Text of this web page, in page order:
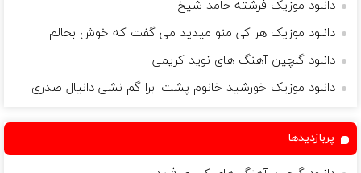
دانلود موزیک فرشته حامد شیخ
دانلود موزیک هر کی منو میدید می گفت که خوش بحالم
دانلود گلچین آهنگ های نوید کریمی
دانلود موزیک خورشید خانوم پشت ابرا گم نشی دانیال صدری
پربازدیدها